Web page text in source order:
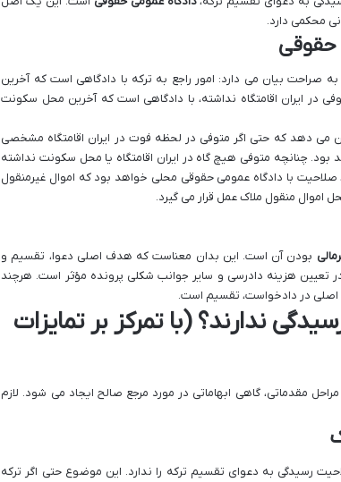
محکمی دارد.
حقوقی
امور حسبی است که به صراحت بیان می دارد: امور راجع به ترکه با دادگاهی است که آخرین
در ایران اقامتگاه نداشته، با دادگاهی است که آخرین محل سکونت
می دهد که حتی اگر متوفی در لحظه فوت در ایران اقامتگاه مشخصی
چنانچه متوفی هیچ گاه در ایران اقامتگاه یا محل سکونت نداشته
صلاحیت با دادگاه عمومی حقوقی محلی خواهد بود که اموال غیرمنقول
اموال منقول ملاک عمل قرار می گیرد.
بودن آن است. این بدان معناست که هدف اصلی دعوا، تقسیم و
هزینه دادرسی و سایر جوانب شکلی پرونده مؤثر است. هرچند
اصلی در دادخواست، تقسیم است.
ندارند؟ (با تمرکز بر تمایزات
مقدماتی، گاهی ابهاماتی در مورد مرجع صالح ایجاد می شود. لازم
رسیدگی به دعوای تقسیم ترکه را ندارد. این موضوع حتی اگر ترکه